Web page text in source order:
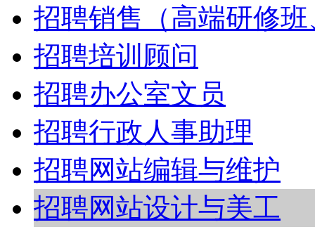
招聘销售（高端研修
招聘培训顾问
招聘办公室文员
招聘行政人事助理
招聘网站编辑与维护
招聘网站设计与美工